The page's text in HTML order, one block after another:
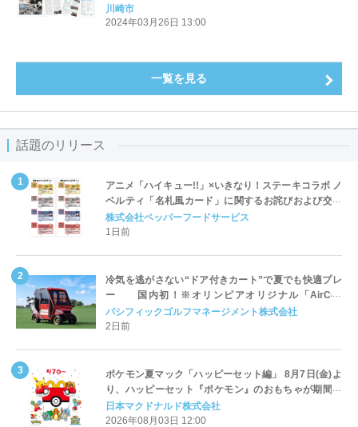
担う人材育成～見て・聞いて・知る 川崎の底力～
川崎市
2024年03月26日 13:00
一覧を見る
話題のリリース
アニメ「ハイキュー!!」×いきなり！ステーキコラボ ノ
ベルティ「名札風カード」に関するお詫びおよび交換
対応についてのご案内
株式会社ペッパーフードサービス
1日前
冷気を逃がさない“ドア付きカート”で夏でも快適プレ
ー 国内初！※オリンピアオリジナル「AirCon
Cart（エアコンカート）」導入 | ＰＧＭ
パシフィックゴルフマネージメント株式会社
2日前
ポケモン夏マック「ハッピーセット編」 8月7日(金)よ
り、ハッピーセット『ポケモン』のおもちゃが期間限
定登場
日本マクドナルド株式会社
2026年08月03日 12:00